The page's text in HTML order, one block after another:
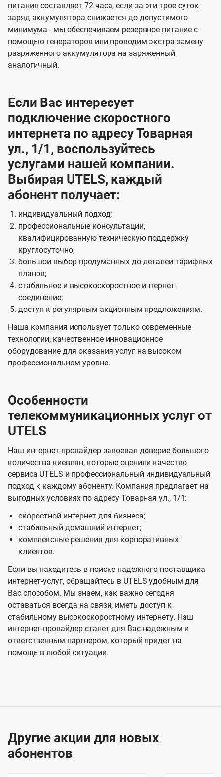
питания составляет 72 часа, если за эти трое суток
заряд аккумулятора снижается до допустимого
минимума - мы обеспечиваем резервное питание с
помощью генераторов или проводим экстра замену
разряженного аккумулятора на заряженный
аналогичный.
Если Вас интересует
подключение скоростного
интернета по адресу Товарная
ул., 1/1, воспользуйтесь
услугами нашей компании.
Выбирая UTELS, каждый
абонент получает:
индивидуальный подход;
профессиональные консультации,
квалифицированную техническую поддержку
круглосуточно;
большой выбор продуманных до деталей тарифных
планов;
стабильное и высокоскоростное интернет-
соединение;
доступ к регулярным акционным предложениям.
Наша компания использует только современные
технологии, качественное инновационное
оборудование для оказания услуг на высоком
профессиональном уровне.
Особенности
телекоммуникационных услуг от
UTELS
Наш интернет-провайдер завоевал доверие большого
количества киевлян, которые оценили качество
сервиса UTELS и профессиональный индивидуальный
подход к каждому абоненту. Компания предлагает на
выгодных условиях по адресу Товарная ул., 1/1:
скоростной интернет для бизнеса;
стабильный домашний интернет;
комплексные решения для корпоративных
клиентов.
Если вы находитесь в поиске надежного поставщика
интернет-услуг, обращайтесь в UTELS удобным для
Вас способом. Мы знаем, как важно сегодня
оставаться всегда на связи, иметь доступ к
стабильному высокоскоростному интернету. Наш
интернет-провайдер станет для Вас надежным и
ответственным партнером, который придет на
помощь в любой ситуации.
Другие акции для новых
абонентов